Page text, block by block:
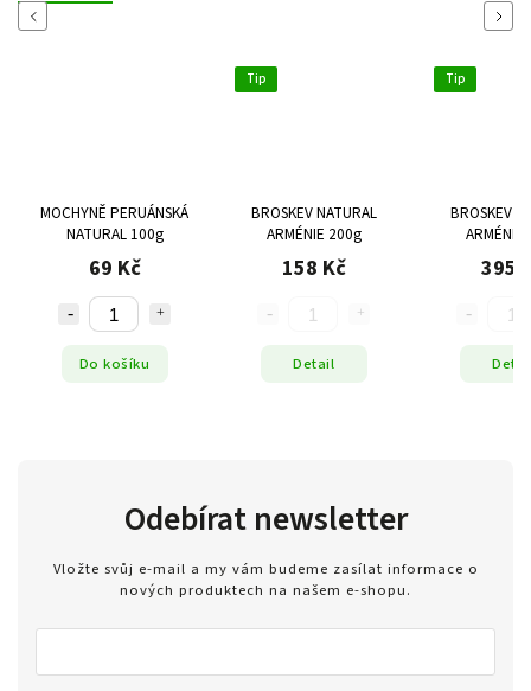
Previous
MOCHYNĚ PERUÁNSKÁ
NATURAL 100g
69 Kč
Do košíku
Tip
BROSKEV NATURAL
ARMÉNIE 200g
158 Kč
Detail
Tip
BROSKEV
ARMÉNIE
395
Next
Odebírat newsletter
Vložte svůj e-mail a my vám budeme zasílat informace o
nových produktech na našem e-shopu.